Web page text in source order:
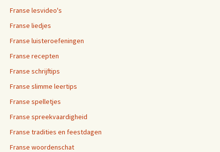
Franse lesvideo's
Franse liedjes
Franse luisteroefeningen
Franse recepten
Franse schrijftips
Franse slimme leertips
Franse spelletjes
Franse spreekvaardigheid
Franse tradities en feestdagen
Franse woordenschat